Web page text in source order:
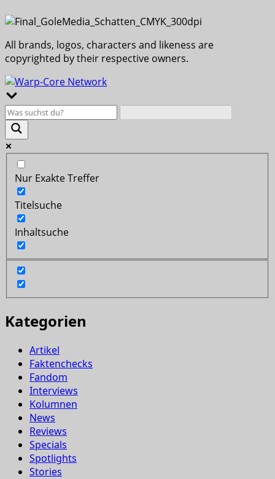
All brands, logos, characters and likeness are
copyrighted by their respective owners.
Nur Exakte Treffer
Titelsuche
Inhaltsuche
Kategorien
Artikel
Faktenchecks
Fandom
Interviews
Kolumnen
News
Reviews
Specials
Spotlights
Stories